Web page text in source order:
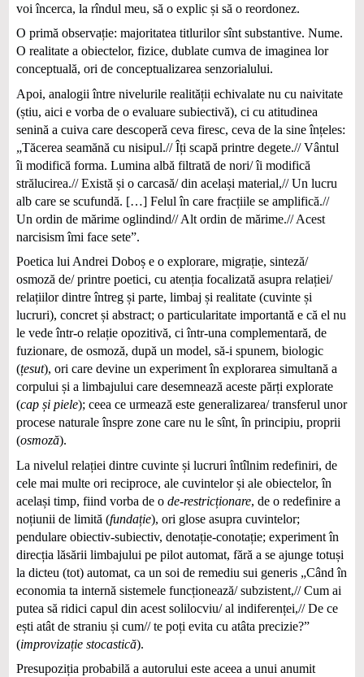
voi încerca, la rîndul meu, să o explic și să o reordonez.
O primă observație: majoritatea titlurilor sînt substantive. Nume.
O realitate a obiectelor, fizice, dublate cumva de imaginea lor
conceptuală, ori de conceptualizarea senzorialului.
Apoi, analogii între nivelurile realității echivalate nu cu naivitate
(știu, aici e vorba de o evaluare subiectivă), ci cu atitudinea
senină a cuiva care descoperă ceva firesc, ceva de la sine înțeles:
„Tăcerea seamănă cu nisipul.// Îți scapă printre degete.// Vântul
îi modifică forma. Lumina albă filtrată de nori/ îi modifică
strălucirea.// Există și o carcasă/ din același material,// Un lucru
alb care se scufundă. […] Felul în care fracțiile se amplifică.//
Un ordin de mărime oglindind// Alt ordin de mărime.// Acest
narcisism îmi face sete”.
Poetica lui Andrei Doboș e o explorare, migrație, sinteză/
osmoză de/ printre poetici, cu atenția focalizată asupra relației/
relațiilor dintre întreg și parte, limbaj și realitate (cuvinte și
lucruri), concret și abstract; o particularitate importantă e că el nu
le vede într-o relație opozitivă, ci într-una complementară, de
fuzionare, de osmoză, după un model, să-i spunem, biologic
(țesut), ori care devine un experiment în explorarea simultană a
corpului și a limbajului care desemnează aceste părți explorate
(cap și piele); ceea ce urmează este generalizarea/ transferul unor
procese naturale înspre zone care nu le sînt, în principiu, proprii
(osmoză).
La nivelul relației dintre cuvinte și lucruri întîlnim redefiniri, de
cele mai multe ori reciproce, ale cuvintelor și ale obiectelor, în
același timp, fiind vorba de o de-restricționare, de o redefinire a
noțiunii de limită (fundație), ori glose asupra cuvintelor;
pendulare obiectiv-subiectiv, denotație-conotație; experiment în
direcția lăsării limbajului pe pilot automat, fără a se ajunge totuși
la dicteu (tot) automat, ca un soi de remediu sui generis „Când în
economia ta internă sistemele funcționează/ subzistent,// Cum ai
putea să ridici capul din acest solilocviu/ al indiferenței,// De ce
ești atât de straniu și cum// te poți evita cu atâta precizie?”
(improvizație stocastică).
Presupoziția probabilă a autorului este aceea a unui anumit